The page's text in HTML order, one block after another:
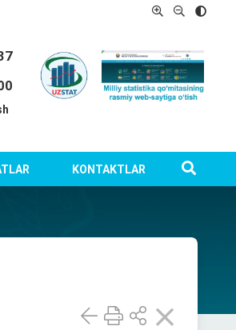
KONTAKTLAR